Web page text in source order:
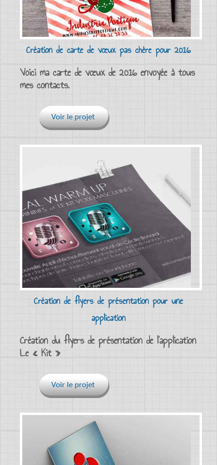
Création de carte de vœux pas chère pour 2016
Voici ma carte de vœux de 2016 envoyée à tous
mes contacts.
Voir le projet
Création de flyers de présentation pour une
application
Création du flyers de présentation de l’application
Le « Kit »
Voir le projet